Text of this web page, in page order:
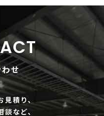
せ
積り、
など、